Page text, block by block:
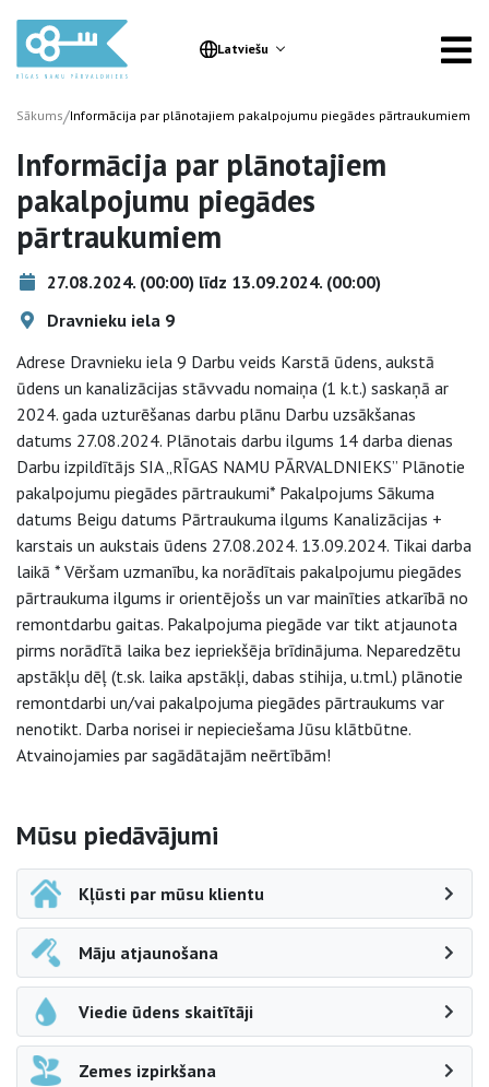
Latviešu
Sākums/Informācija par plānotajiem pakalpojumu piegādes pārtraukumiem
Informācija par plānotajiem
pakalpojumu piegādes
pārtraukumiem
27.08.2024. (00:00) līdz 13.09.2024. (00:00)
Dravnieku iela 9
Adrese Dravnieku iela 9 Darbu veids Karstā ūdens, aukstā
ūdens un kanalizācijas stāvvadu nomaiņa (1 k.t.) saskaņā ar
2024. gada uzturēšanas darbu plānu Darbu uzsākšanas
datums 27.08.2024. Plānotais darbu ilgums 14 darba dienas
Darbu izpildītājs SIA „RĪGAS NAMU PĀRVALDNIEKS” Plānotie
pakalpojumu piegādes pārtraukumi* Pakalpojums Sākuma
datums Beigu datums Pārtraukuma ilgums Kanalizācijas +
karstais un aukstais ūdens 27.08.2024. 13.09.2024. Tikai darba
laikā * Vēršam uzmanību, ka norādītais pakalpojumu piegādes
pārtraukuma ilgums ir orientējošs un var mainīties atkarībā no
remontdarbu gaitas. Pakalpojuma piegāde var tikt atjaunota
pirms norādītā laika bez iepriekšēja brīdinājuma. Neparedzētu
apstākļu dēļ (t.sk. laika apstākļi, dabas stihija, u.tml.) plānotie
remontdarbi un/vai pakalpojuma piegādes pārtraukums var
nenotikt. Darba norisei ir nepieciešama Jūsu klātbūtne.
Atvainojamies par sagādātajām neērtībām!
Sāna navigācija
Mūsu piedāvājumi
Kļūsti par mūsu klientu
Māju atjaunošana
Viedie ūdens skaitītāji
Zemes izpirkšana